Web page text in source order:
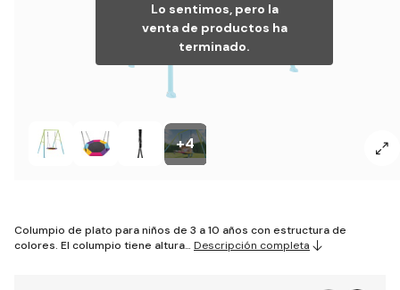
+4
Lo sentimos, pero la
venta de productos ha
terminado.
Columpio de plato para niños de 3 a 10 años con estructura de
colores. El columpio tiene altura… Descripción completa